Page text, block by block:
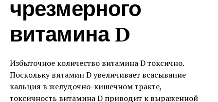
чрезмерного
витамина D
Избыточное количество витамина D токсично.
Поскольку витамин D увеличивает всасывание
кальция в желудочно-кишечном тракте,
токсичность витамина D приводит к выраженной